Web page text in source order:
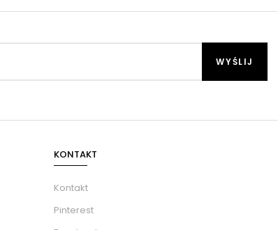
KONTAKT
Kontakt
Pinterest